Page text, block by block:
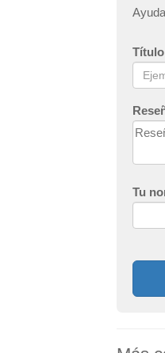
Título
Tu